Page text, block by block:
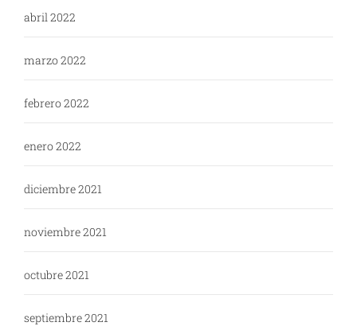
abril 2022
marzo 2022
febrero 2022
enero 2022
diciembre 2021
noviembre 2021
octubre 2021
septiembre 2021